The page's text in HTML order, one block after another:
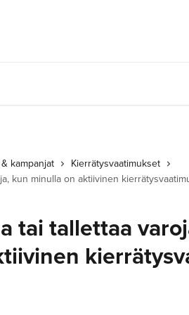
kampanjat
Kierrätysvaatimukset
kun minulla on aktiivinen
tai tallettaa